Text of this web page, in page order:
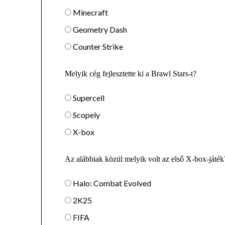
Minecraft
Geometry Dash
Counter Strike
Melyik cég fejlesztette ki a Brawl Stars-t?
Supercell
Scopely
X-box
Az alábbiak közül melyik volt az első X-box-
Halo: Combat Evolved
2K25
FIFA